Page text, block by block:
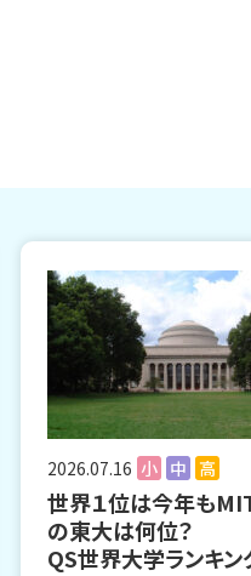
2026.07.16 小 中 高
世界１位は今年も
の東大は何位？
QS世界大学ランキン